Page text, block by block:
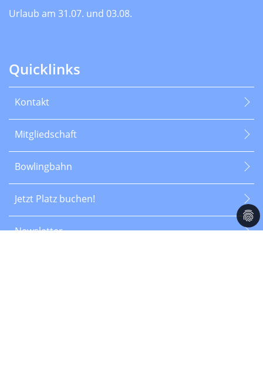
Urlaub am 31.07. und 03.08.
Quicklinks
Kontakt
Mitgliedschaft
Bowlingbahn
Jetzt Platz buchen!
Newsletter